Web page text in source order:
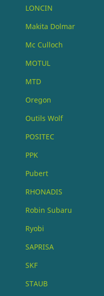
LONCIN
Makita Dolmar
Mc Culloch
MOTUL
MTD
Oregon
Outils Wolf
POSITEC
PPK
Pubert
RHONADIS
Robin Subaru
Ryobi
SAPRISA
SKF
STAUB